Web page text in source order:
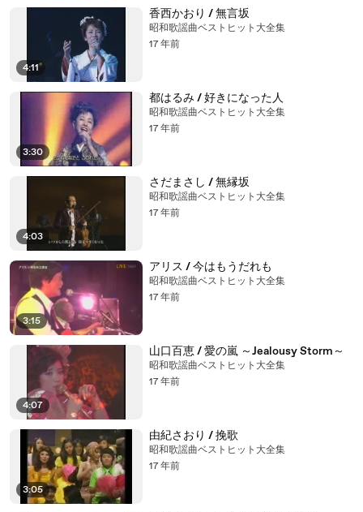
4:11
香西かおり / 無言坂
昭和歌謡曲ベストヒット大全集
17 年前
3:30
都はるみ / 好きになった人
昭和歌謡曲ベストヒット大全集
17 年前
4:03
さだまさし / 無縁坂
昭和歌謡曲ベストヒット大全集
17 年前
3:15
アリス / 今はもうだれも
昭和歌謡曲ベストヒット大全集
17 年前
4:07
山口百恵 / 愛の嵐 ～Jealousy Storm～
昭和歌謡曲ベストヒット大全集
17 年前
3:05
由紀さおり / 挽歌
昭和歌謡曲ベストヒット大全集
17 年前